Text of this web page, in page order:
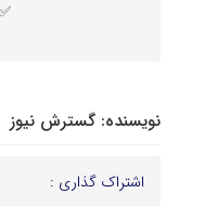
نویسنده: گسترش نیوز
اشتراک گذاری :